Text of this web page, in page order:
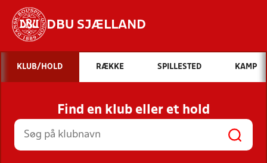
DBU SJÆLLAND
Hvad vil du søge efter?
INDHOLD OG NYHEDER
STILLINGER, RESULTATER, KLUBBER OG
HOLD
KLUB/HOLD RÆKKE SPILLESTED KAMP
Find en klub eller et hold